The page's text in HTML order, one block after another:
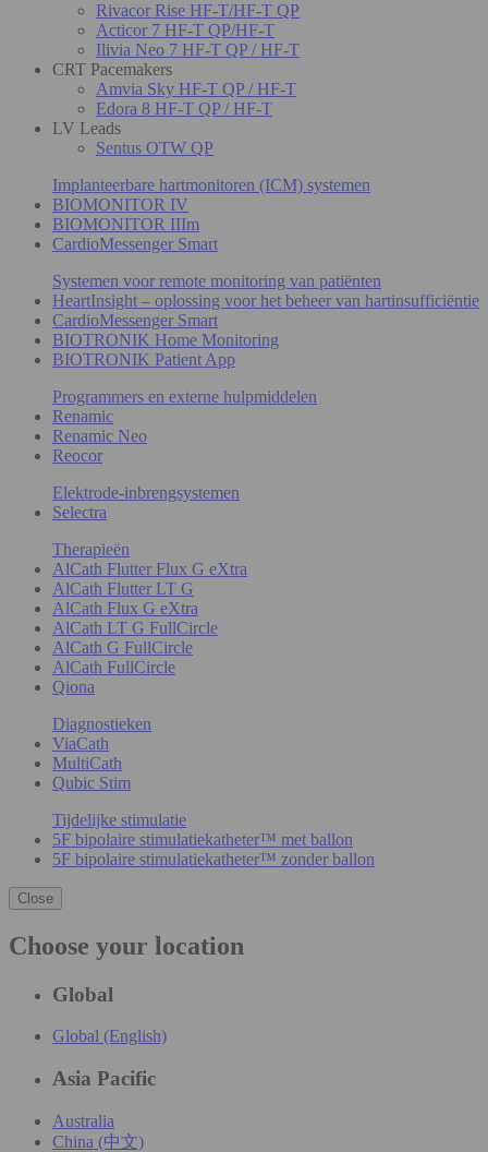
Rivacor Rise HF-T/HF-T QP
Acticor 7 HF-T QP/HF-T
Ilivia Neo 7 HF-T QP / HF-T
CRT Pacemakers
Amvia Sky HF-T QP / HF-T
Edora 8 HF-T QP / HF-T
LV Leads
Sentus OTW QP
Implanteerbare hartmonitoren (ICM) systemen
BIOMONITOR IV
BIOMONITOR IIIm
CardioMessenger Smart
Systemen voor remote monitoring van patiënten
HeartInsight – oplossing voor het beheer van hartinsufficiëntie
CardioMessenger Smart
BIOTRONIK Home Monitoring
BIOTRONIK Patient App
Programmers en externe hulpmiddelen
Renamic
Renamic Neo
Reocor
Elektrode-inbrengsystemen
Selectra
Therapieën
AlCath Flutter Flux G eXtra
AlCath Flutter LT G
AlCath Flux G eXtra
AlCath LT G FullCircle
AlCath G FullCircle
AlCath FullCircle
Qiona
Diagnostieken
ViaCath
MultiCath
Qubic Stim
Tijdelijke stimulatie
5F bipolaire stimulatiekatheter™ met ballon
5F bipolaire stimulatiekatheter™ zonder ballon
Close
Choose your location
Global
Global (English)
Asia Pacific
Australia
China (中文)